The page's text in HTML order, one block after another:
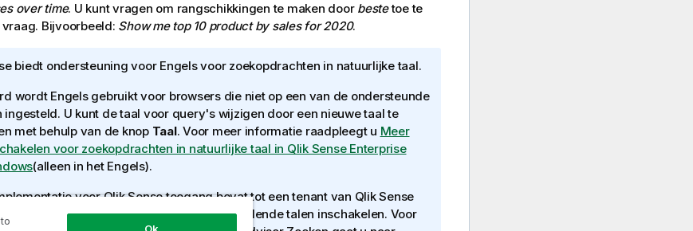
over time. U kunt vragen om rangschikkingen te maken door bestetoe te
Bijvoorbeeld: Show me top 10 product by sales for 2020.
biedt ondersteuning voor Engels voor zoekopdrachten in natuurlijke taal.
wordt Engels gebruikt voor browsers die niet op een van de ondersteunde
ingesteld. U kunt de taal voor query's wijzigen door een nieuwe taal te
met behulp van de knop Taal. Voor meer informatie raadpleegt u Meer
voor zoekopdrachten in natuurlijke taal in Qlik Sense Enterprise
(alleen in het Engels).
voorQlik Sensetoegang bevat tot een tenant van Qlik Sense
beheerders ondersteuning voor aanvullende talen inschakelen. Voor